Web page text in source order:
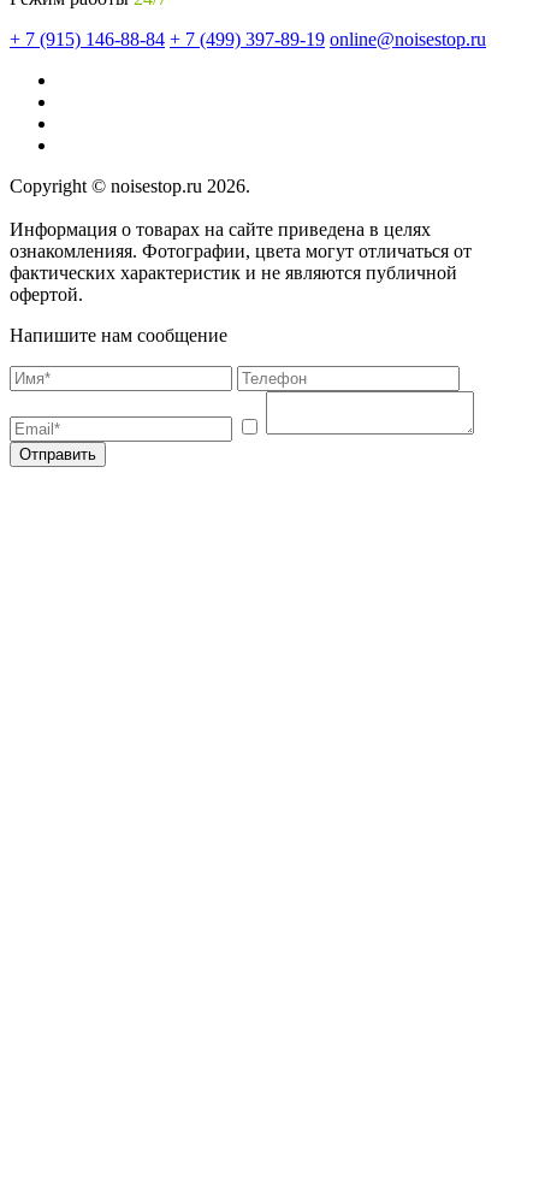
+ 7 (915) 146-88-84 + 7 (499) 397-89-19 online@noisestop.ru
Copyright © noisestop.ru 2026.
Информация о товарах на сайте приведена в целях
ознакомленияя. Фотографии, цвета могут отличаться от
фактических характеристик и не являются публичной
офертой.
Напишите нам сообщение
Отправить